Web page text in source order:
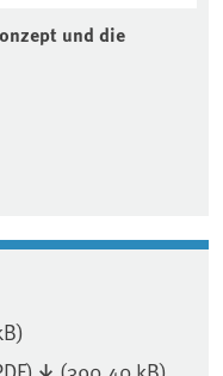
und die